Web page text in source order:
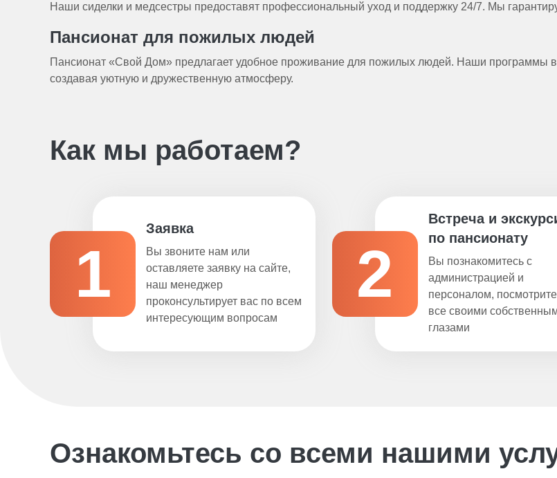
Наши сиделки и медсестры предоставят профессиональный уход и поддержку 24/7. Мы
Пансионат для пожилых людей
Пансионат «Свой Дом» предлагает удобное проживание для пожилых людей. Наши программы
создавая уютную и дружественную атмосферу.
Как мы работаем?
1
Заявка
Вы звоните нам или
оставляете заявку на сайте,
наш менеджер
проконсультирует вас по всем
интересующим вопросам
2
Встреча и
по пансионату
Вы познакомитесь с
администрацией и
персоналом,
все своими
глазами
Ознакомьтесь со всеми нашими